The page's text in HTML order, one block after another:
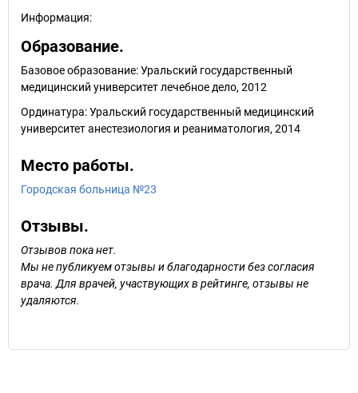
Информация:
Образование.
Базовое образование: Уральский государственный
медицинский университет лечебное дело, 2012
Ординатура: Уральский государственный медицинский
университет анестезиология и реаниматология, 2014
Место работы.
Городская больница №23
Отзывы.
Отзывов пока нет.
Мы не публикуем отзывы и благодарности без согласия
врача. Для врачей, участвующих в рейтинге, отзывы не
удаляются.